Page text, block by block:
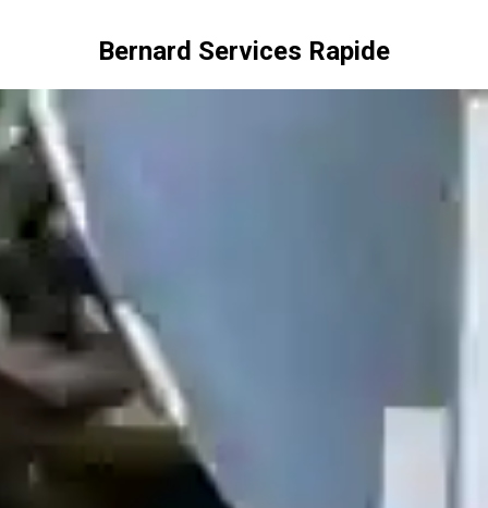
Bernard Services Rapide